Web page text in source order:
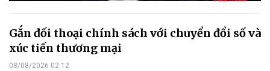
Gắn đối thoại chính sách với chuyển đổi số và
xúc tiến thương mại
08/08/2026 02:12